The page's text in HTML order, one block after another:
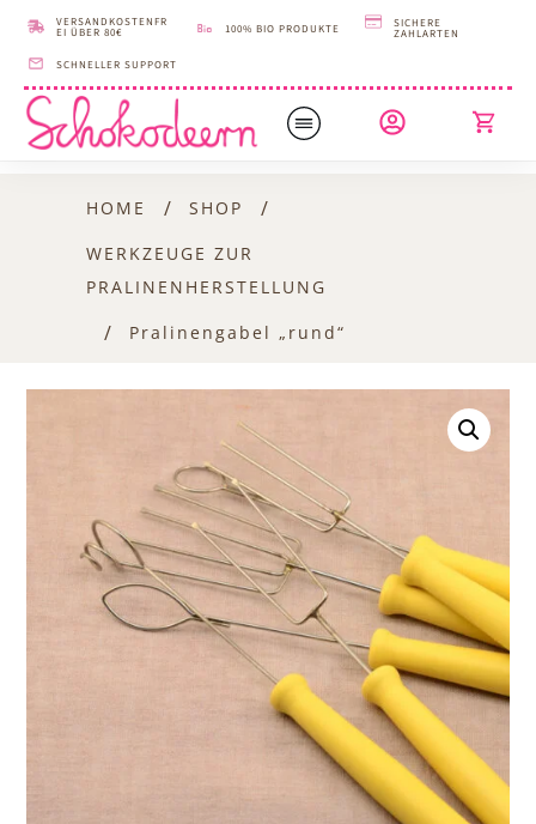
VERSANDKOSTENFR
EI ÜBER 80€ 100% BIO PRODUKTE SICHERE
ZAHLARTEN
SCHNELLER SUPPORT
HOME / SHOP /
WERKZEUGE ZUR
PRALINENHERSTELLUNG
/ Pralinengabel „rund“